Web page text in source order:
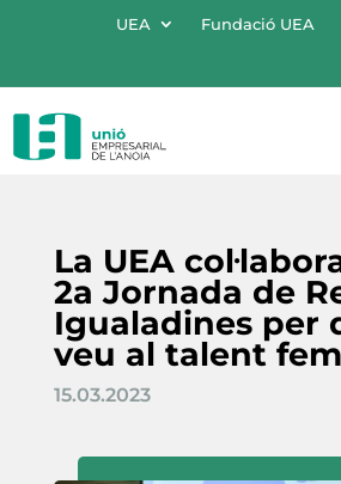
UEA Fundació UEA
La UEA
2a Jornada de
Igualadines per
veu al talent
15.03.2023